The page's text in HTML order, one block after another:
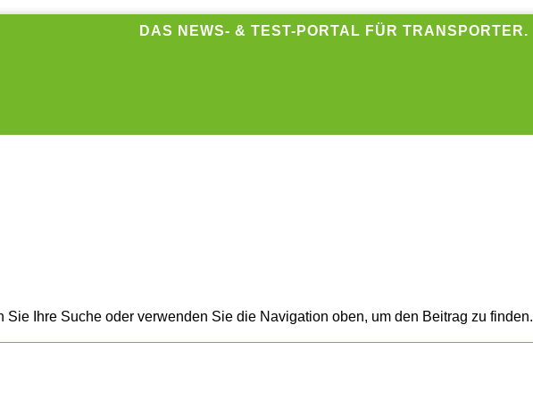
DAS NEWS- & TEST-PORTAL FÜR TRANSPORTER.
Ihre Suche oder verwenden Sie die Navigation oben, um den Beitrag zu finden.